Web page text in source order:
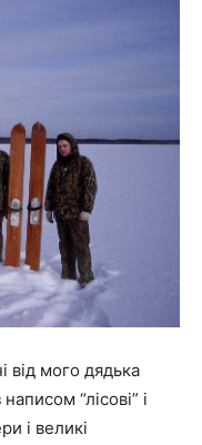
від мого дядька
“лісові” і
і великі